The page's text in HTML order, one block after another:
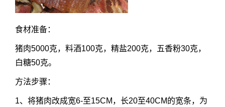
食材准备：
猪肉5000克，料酒100克，精盐200克，五香粉30克，
白糖50克。
方法步骤：
1、将猪肉改成宽6-至15CM，长20至40CM的宽条，为